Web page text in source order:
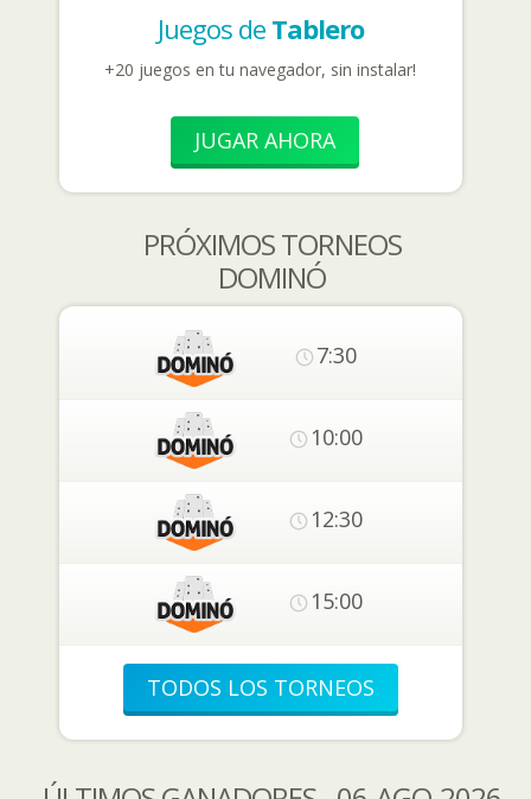
Juegos de Tablero
+20 juegos en tu navegador, sin instalar!
JUGAR AHORA
PRÓXIMOS TORNEOS
DOMINÓ
7:30
10:00
12:30
15:00
TODOS LOS TORNEOS